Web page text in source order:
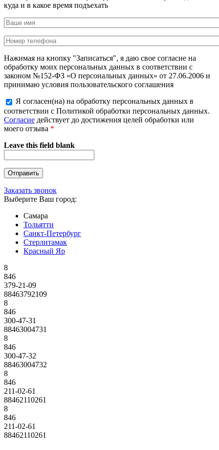
куда и в какое время подъехать
Нажимая на кнопку "Записаться", я даю свое согласие на
обработку моих персональных данных в соответствии с
законом №152-ФЗ «О персональных данных» от 27.06.2006 и
принимаю условия пользовательского соглашения
Я согласен(на) на обработку персональных данных в
соответствии с Политикой обработки персональных данных.
Согласие действует до достижения целей обработки или
моего отзыва *
Leave this field blank
Заказать звонок
Выберите Ваш город:
Самара
Тольятти
Санкт-Петербург
Стерлитамак
Красный Яр
8
846
379-21-09
88463792109
8
846
300-47-31
88463004731
8
846
300-47-32
88463004732
8
846
211-02-61
88462110261
8
846
211-02-61
88462110261